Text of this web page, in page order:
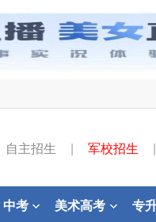
自主招生 军校招生
中考 美术高考 专